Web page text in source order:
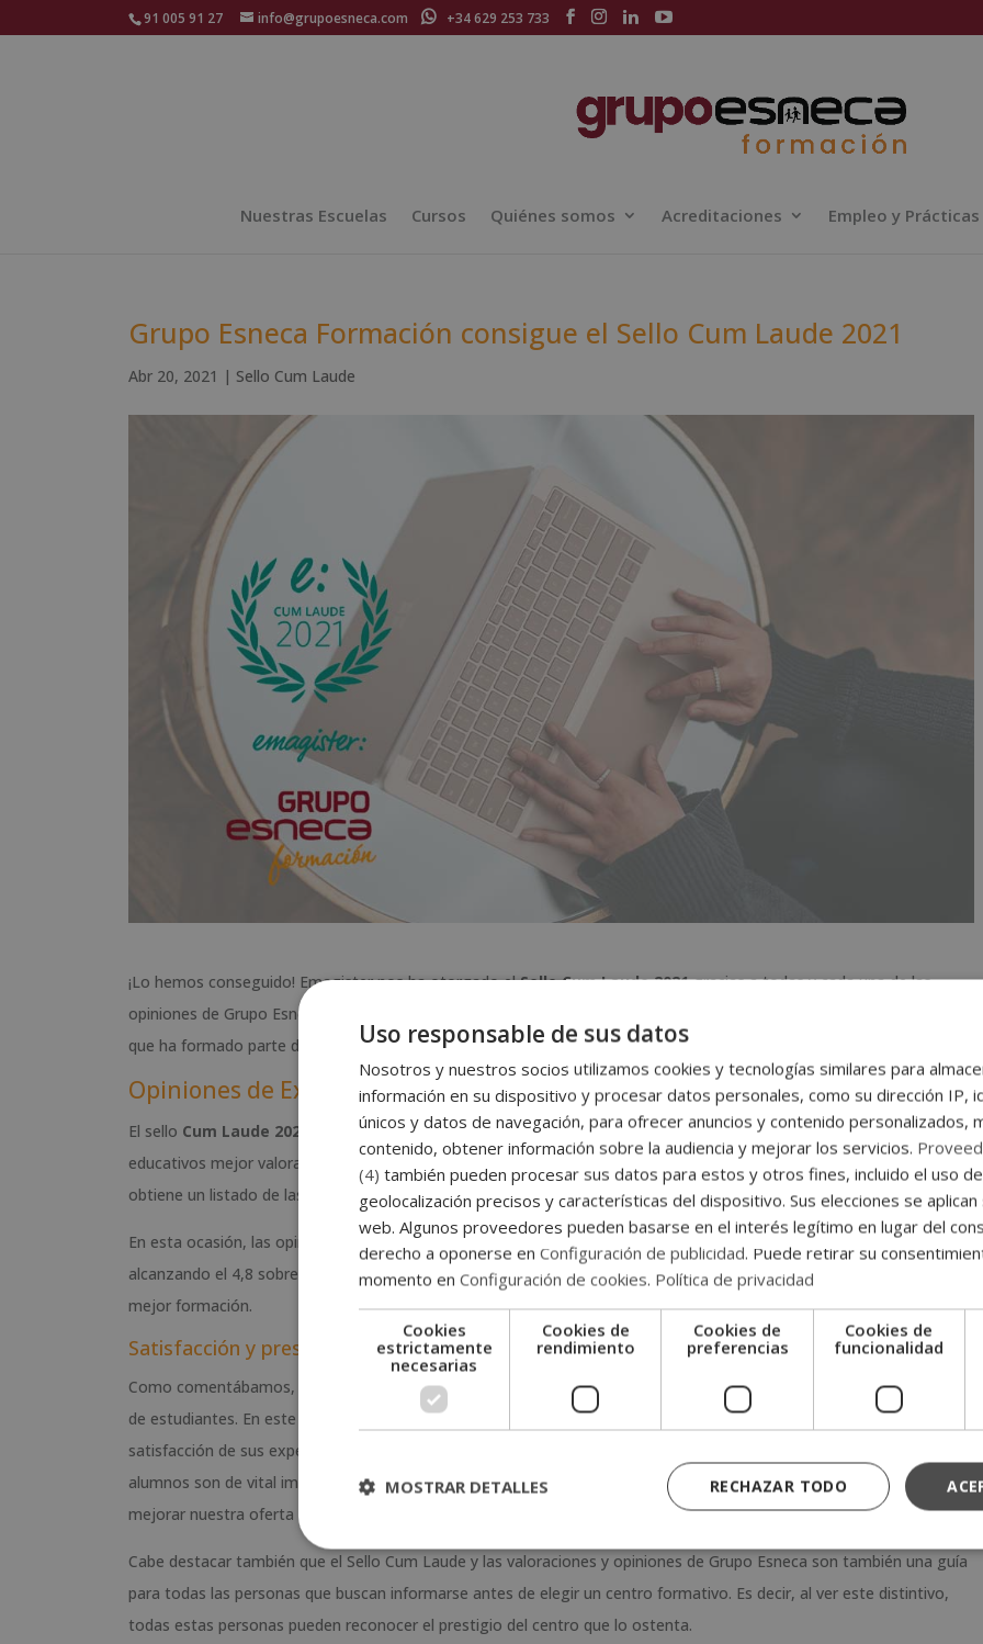
91 005 91 27 info@grupoesneca.com +34 629 253 733
Nuestras Escuelas Cursos Quiénes somos Acreditaciones Empleo y Prácticas
Grupo Esneca Formación consigue el Sello Cum Laude 2021
Abr 20, 2021 | Sello Cum Laude
¡Lo hemos conseguido! Emagister nos ha otorgado elSello Cum Laude 2021gracias a todas y cada una de las
opiniones de Grupo Esneca Formación. Este prestigioso sello reconoce las valoraciones de la comunidad educativa
que ha formado parte de nuestro centro.
Opiniones de Excelencia para el Cum Laude 2021
El sello Cum Laude 2021
es un galardón entregado por el portal educativo Emagister que reconoce los centros
educativos mejor valorados por sus alumnos. De esta manera, la plataforma recoge las valores de los estudiantes y
obtiene un listado de las instituciones más bien valoradas, entre las que se encuentra Grupo Esneca.
En esta ocasión, las opiniones de Grupo Esneca Formación nos han otorgado una valoración de excelencia,
alcanzando el 4,8 sobre 5. Una calificación que reconoce el esfuerzo y trabajo diario de nuestro equipo por ofrecer la
mejor formación.
Satisfacción y prestigio, puntos clave
Como comentábamos, el Cum Laude 2021 está basado en todas las opiniones de Grupo Esneca
y su comunidad
de estudiantes. En este sentido, se extrae que los alumnos de nuestra institución destacan la calidad educativa y la
satisfacción de sus expectativas y necesidades. Y es que, en Grupo Esneca, la experiencia y opiniones de nuestros
alumnos son de vital importancia. Todas y cada una de ellas se estudian y analizan para adaptarnos, innovar y
mejorar nuestra oferta día a día.
Cabe destacar también que el Sello Cum Laude y las valoraciones y opiniones de Grupo Esneca son también una guía
para todas las personas que buscan informarse antes de elegir un centro formativo. Es decir, al ver este distintivo,
todas estas personas pueden reconocer el prestigio del centro que lo ostenta.
Uso responsable de sus datos
Nosotros y nuestros socios utilizamos cookies y tecnologías similares para
información en su dispositivo y procesar datos personales, como su dirección IP,
únicos y datos de navegación, para ofrecer anuncios y contenido personalizados,
contenido, obtener información sobre la audiencia y mejorar los servicios.
(4) también pueden procesar sus datos para estos y otros fines, incluido el uso
geolocalización precisos y características del dispositivo. Sus elecciones se
web. Algunos proveedores pueden basarse en el interés legítimo en lugar del
derecho a oponerse en Configuración de publicidad. Puede retirar su
momento en Configuración de cookies. Política de privacidad
Cookies
estrictamente
necesarias
Cookies de
rendimiento
Cookies de
preferencias
Cookies de
funcionalidad
RECHAZAR TODO
MOSTRAR DETALLES